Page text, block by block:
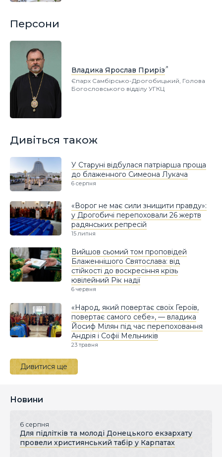
Персони
Владика Ярослав Приріз
Єпарх Самбірсько-Дрогобицький, Голова
Богословського відділу УГКЦ
Дивіться також
У Старуні відбулася патріарша проща
до блаженного Симеона Лукача
6 серпня
«Ворог не має сили знищити правду»:
у Дрогобичі перепоховали 26 жертв
радянських репресій
15 липня
Вийшов сьомий том проповідей
Блаженнішого Святослава: від
стійкості до воскресіння крізь
ювілейний Рік надії
6 червня
«Народ, який повертає своїх Героїв,
повертає самого себе», — владика
Йосиф Мілян під час перепоховання
Андрія і Софії Мельників
23 травня
Дивитися ще
Новини
6 серпня
Для підлітків та молоді Донецького екзархату
провели християнський табір у Карпатах